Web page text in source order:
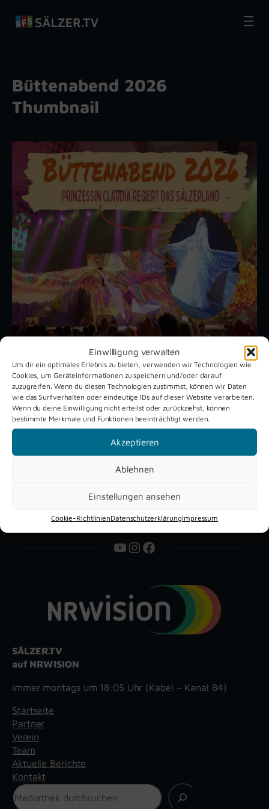
Einwilligung verwalten
Um dir ein optimales Erlebnis zu bieten, verwenden wir Technologien wie
Cookies, um Geräteinformationen zu speichern und/oder darauf
zuzugreifen. Wenn du diesen Technologien zustimmst, können wir Daten
wie das Surfverhalten oder eindeutige IDs auf dieser Website verarbeiten.
Wenn du deine Einwilligung nicht erteilst oder zurückziehst, können
bestimmte Merkmale und Funktionen beeinträchtigt werden.
Akzeptieren
Ablehnen
Einstellungen ansehen
Cookie-RichtlinienDatenschutzerklärungImpressum
Büttenabend 2026
Thumbnail
Unsere aktuellen Reportagen
Schützenfest
Verne 2026
Dreckburg
YouTube
Instagram
Facebook
SÄLZER.TV
auf NRWISION
immer montags um 18:05 Uhr (Kabel – Kanal 84)
Startseite
Partner
Verein
Team
Aktuelle Berichte
Kontakt
Suchen